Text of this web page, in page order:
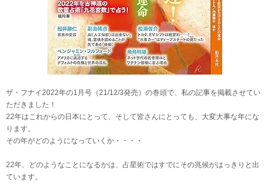
ザ・フナイ2022年の1月号（21/12/3発売）の巻頭で、私の記事を掲載させてい
ただきました！
22年はこれからの日本にとって、そして皆さんにとっても、大変大事な年にな
ります。
その年がどのようになっていくか・・・・
22年、どのようなことになるかは、占星術ではすでにその兆候がはっきりと出
ています。